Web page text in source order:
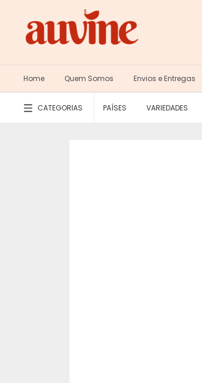
Home Quem Somos Envios e Entregas
CATEGORIAS PAÍSES VARIEDADES